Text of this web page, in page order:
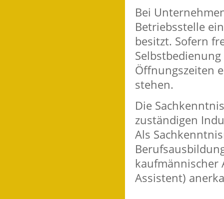
Bei
Betriebsstelle
besitzt. Sofern
Öffnungszeiten
stehen.
Die
zuständigen
Als
kaufmännischer
Assistent)